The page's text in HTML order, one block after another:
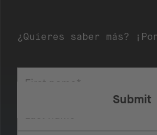
¿Quieres saber más?